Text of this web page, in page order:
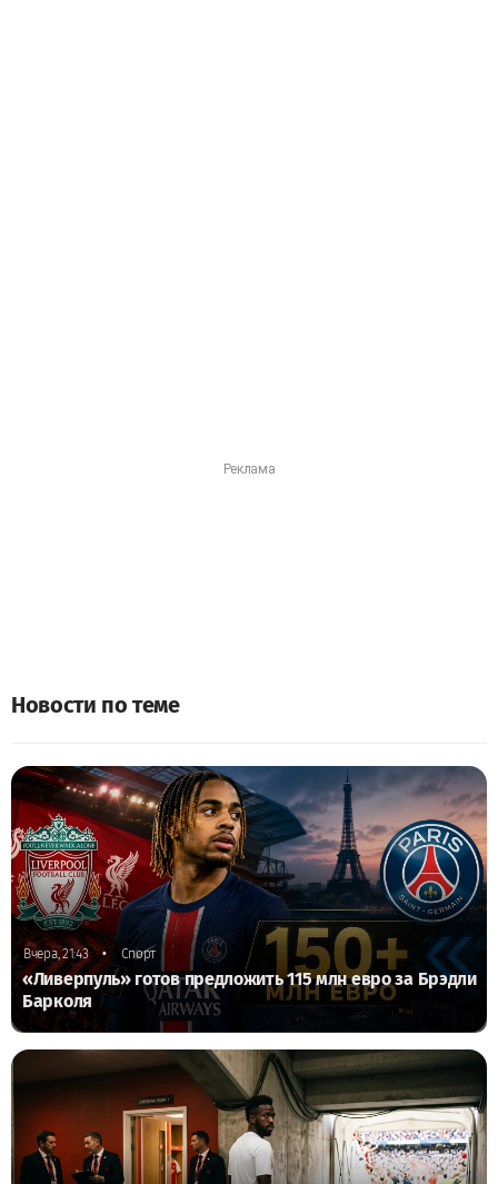
Новости по теме
Вчера, 21:43 • Спорт
«Ливерпуль» готов предложить 115 млн евро за Брэдли
Барколя